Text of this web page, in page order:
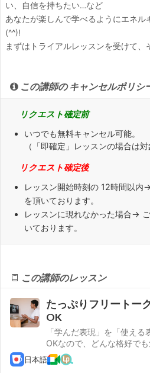
い、自信を持ちたい…など
あなたが楽しんで学べるようにエネル
(^^)!
まずはトライアルレッスンを受けて、
この講師の キャンセルポリシ
リクエスト確定前
いつでも無料キャンセル可能。
（「即確定」レッスンの場合は対
リクエスト確定後
レッスン開始時刻の 12時間以内
を頂いております。
レッスンに現れなかった場合→ ご
いております。
この講師のレッスン
たっぷりフリートー
OK
「学んだ表現」を「使え
OKなので、どんな格好で
日本語